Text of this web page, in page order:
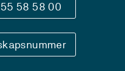
58 58 00